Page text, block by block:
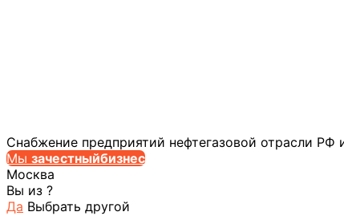
Снабжение предприятий нефтегазовой отрасли РФ
Мы зачестныйбизнес
Москва
Вы из ?
Да Выбрать другой